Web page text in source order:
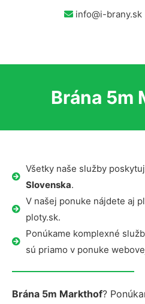
info@i-brany.sk
Brána 5m
Všetky naše služby
Slovenska.
V našej ponuke nájdete aj
ploty.sk.
Ponúkame komplexné
sú priamo v ponuke
Brána 5m Markthof?